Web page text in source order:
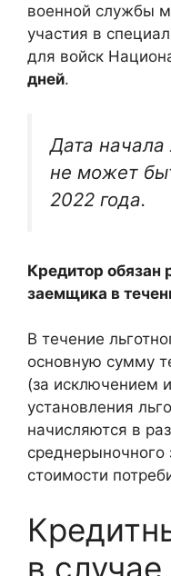
военной службы
участия в
для войск
дней.
Дата начала
не может
2022 года.
Кредитор обязан
заемщика в
В течение
основную сумму
(за исключением
установления
начисляются в
среднерыночного
стоимости
в